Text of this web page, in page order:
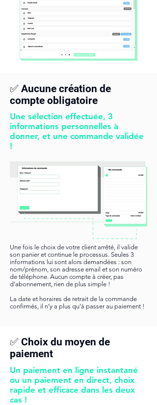
✅ Aucune création de
compte obligatoire
Une fois le choix de votre client arrêté, il valide
son panier et continue le processus. Seules 3
informations lui sont alors demandées : son
nom/prénom, son adresse email et son numéro
de téléphone. Aucun compte à créer, pas
d’abonnement, rien de plus simple !
La date et horaires de retrait de la commande
confirmés, il n’y a plus qu’à passer au paiement !
Une sélection effectuée, 3
informations personnelles à
donner, et une commande validée
!
✅ Choix du moyen de
paiement
Un paiement en ligne instantané
ou un paiement en direct, choix
rapide et efficace dans les deux
cas !